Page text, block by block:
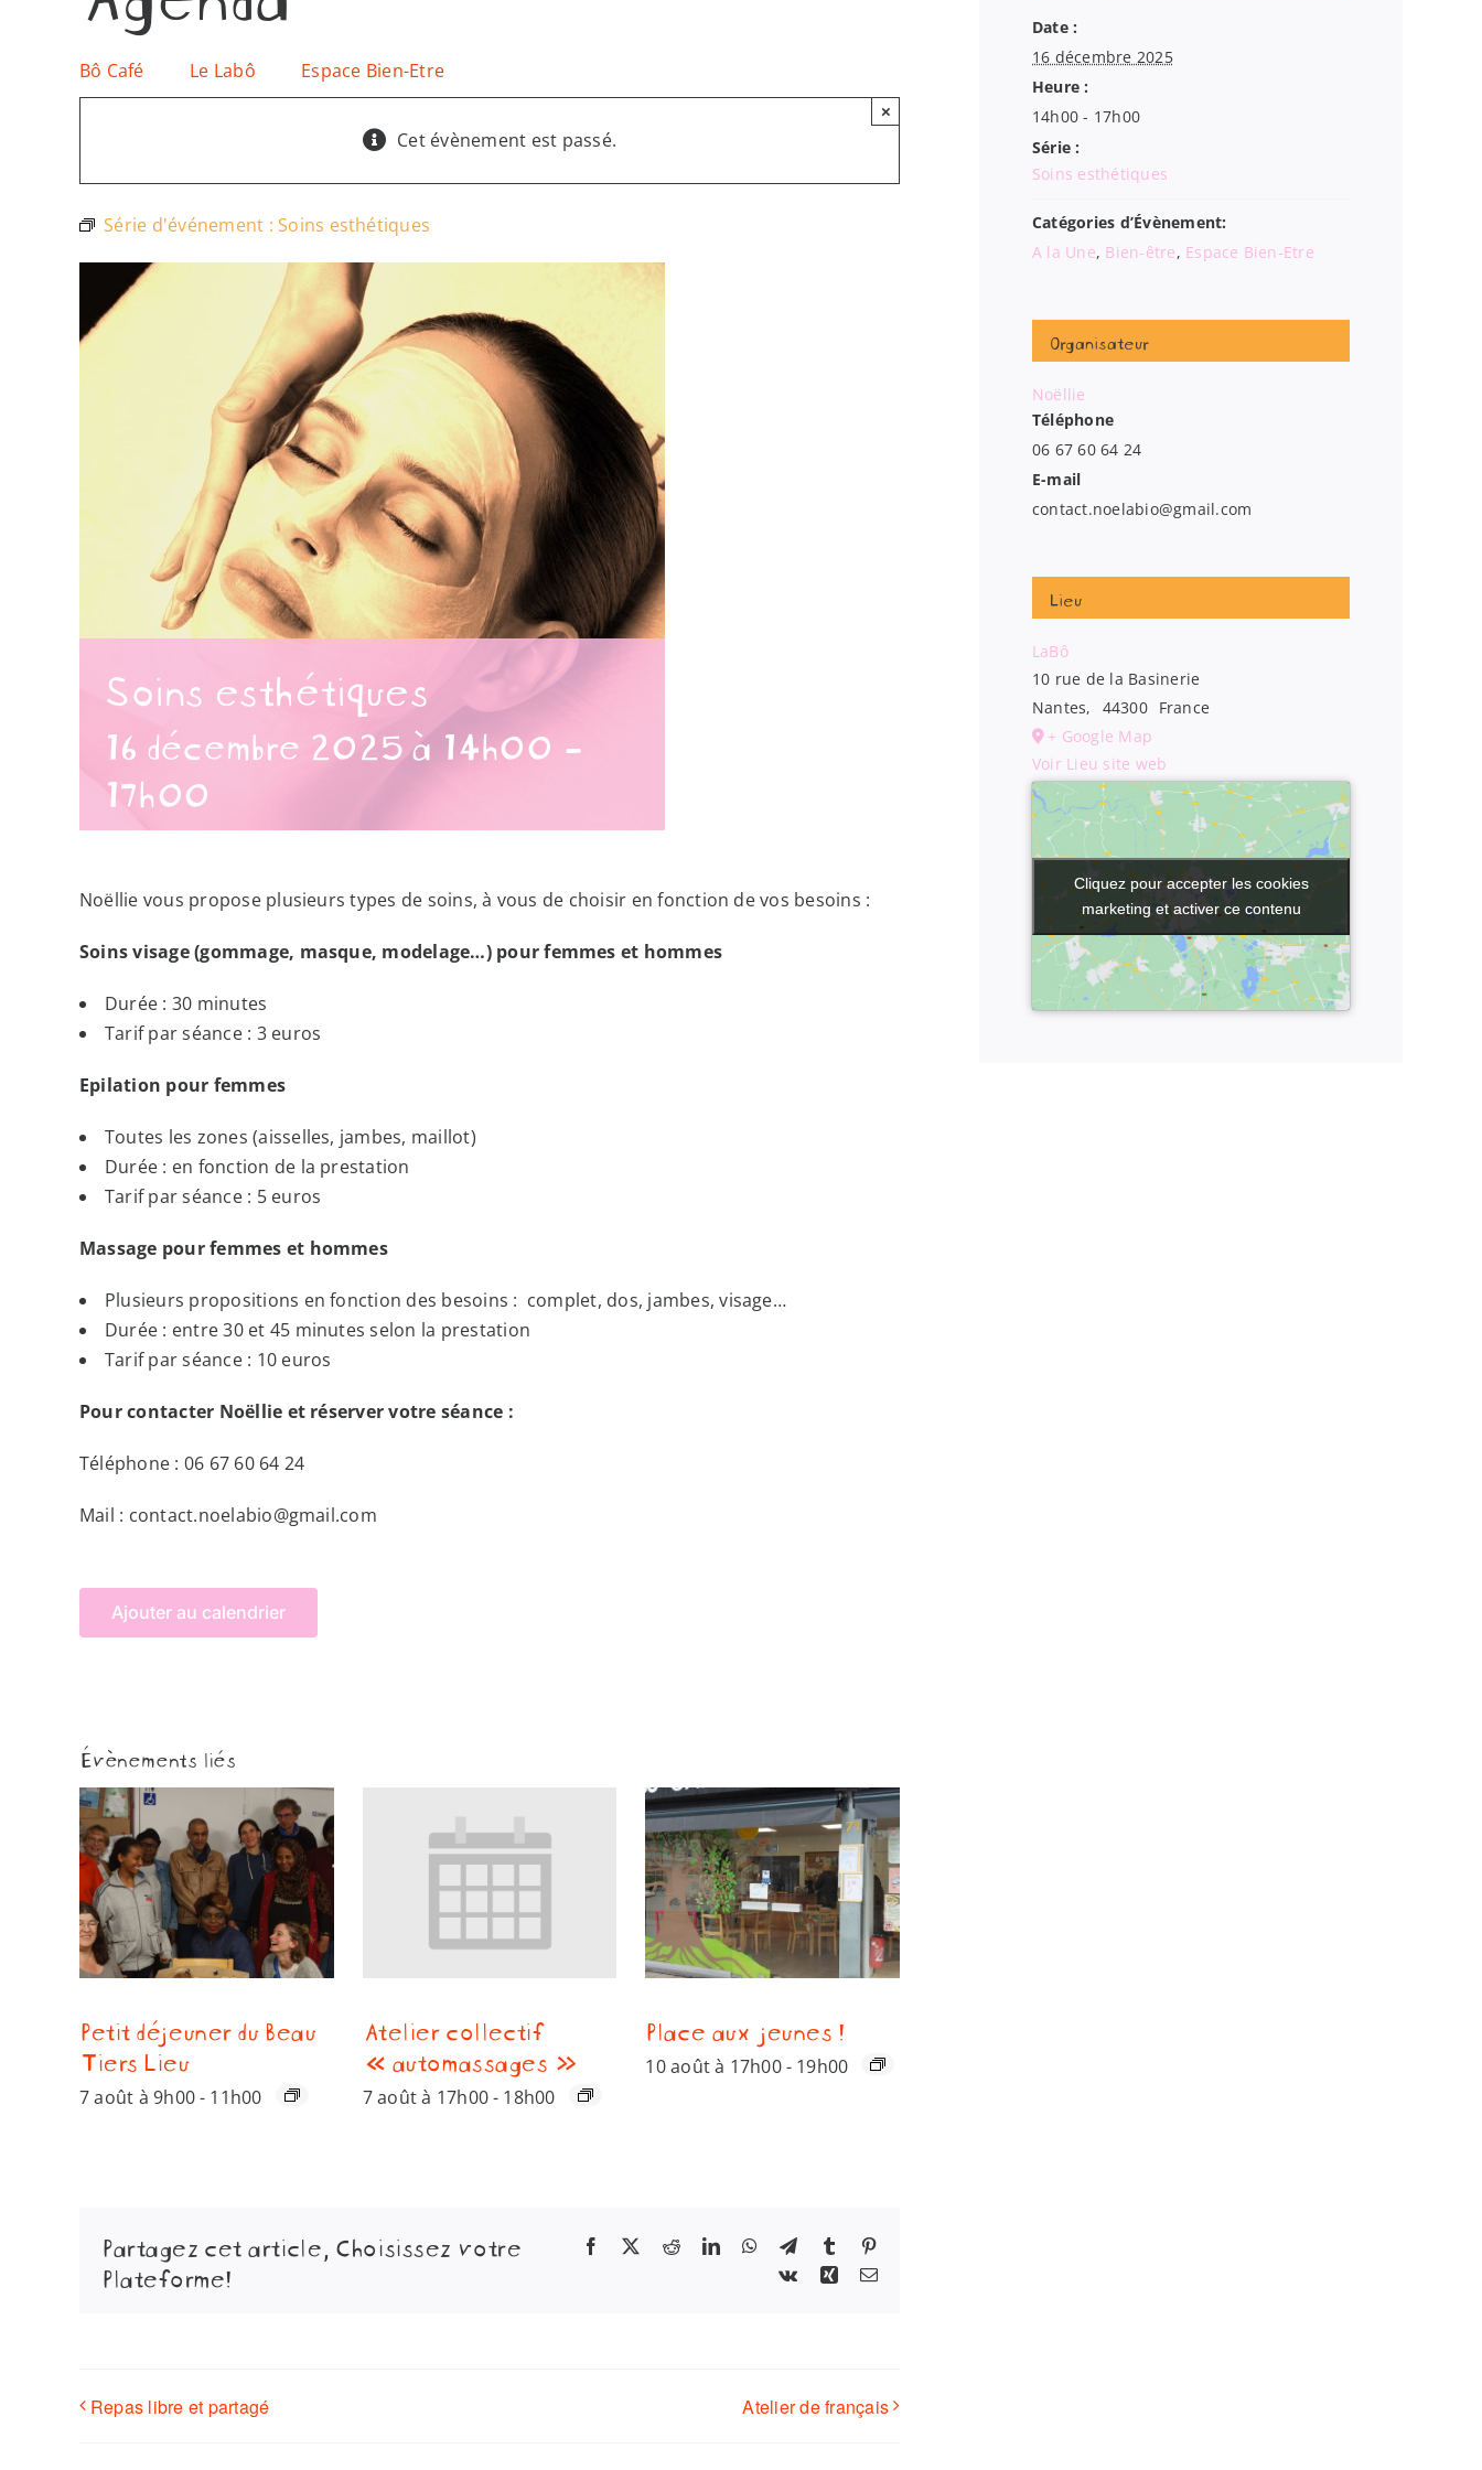
Bô Café Le Labô Espace Bien-Etre
Cet évènement est passé.
×
Série d'événement :Soins esthétiques
Soins esthétiques
16 décembre 2025 à 14h00 -
17h00
Noëllie vous propose plusieurs types de soins, à vous de choisir en fonction de vos besoins :
Soins visage (gommage, masque, modelage…) pour femmes et hommes
Durée : 30 minutes
Tarif par séance : 3 euros
Epilation pour femmes
Toutes les zones (aisselles, jambes, maillot)
Durée : en fonction de la prestation
Tarif par séance : 5 euros
Massage pour femmes et hommes
Plusieurs propositions en fonction des besoins : complet, dos, jambes, visage…
Durée : entre 30 et 45 minutes selon la prestation
Tarif par séance : 10 euros
Pour contacter Noëllie et réserver votre séance :
Téléphone : 06 67 60 64 24
Mail : contact.noelabio@gmail.com
Ajouter au calendrier
Évènements liés
Petit déjeuner du Beau
Tiers Lieu
7 août à 9h00- 11h00
Atelier collectif
« automassages »
7 août à 17h00- 18h00
Place aux jeunes !
10 août à 17h00- 19h00
Partagez cet article, Choisissez votre
Plateforme!
Facebook RedditLinkedInWhatsApp
TelegramTumblr
Vk
Xing Email
Repas libre et partagé Atelier de français
Date :
16 décembre 2025
Heure :
14h00 - 17h00
Série :
Soins esthétiques
Catégories d’Évènement:
A la Une, Bien-être, Espace Bien-Etre
Organisateur
Noëllie
Téléphone
06 67 60 64 24
E-mail
contact.noelabio@gmail.com
Lieu
LaBô
10 rue de la Basinerie
Nantes, 44300 France
+ Google Map
Voir Lieu site web
Cliquez pour accepter les cookies
marketing et activer ce contenu
Cliquez pour accepter les cookies
marketing et activer ce contenu